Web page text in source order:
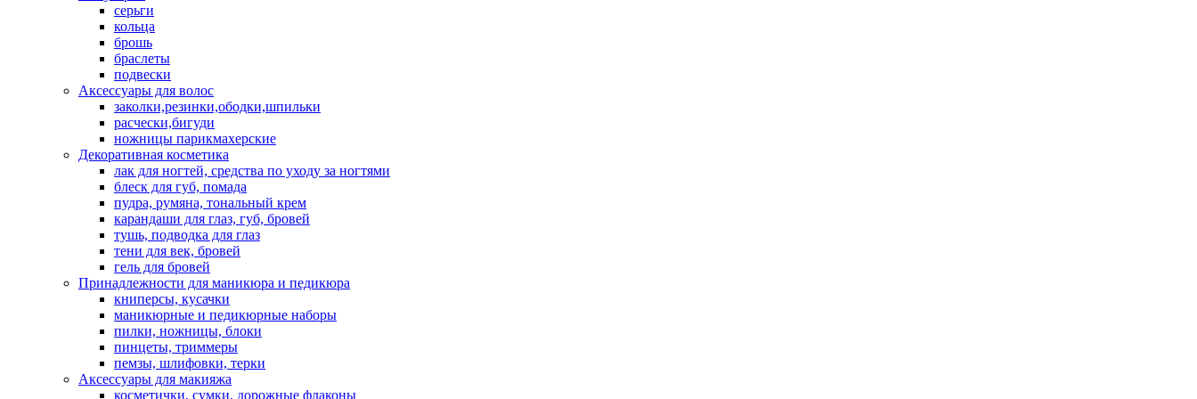
серьги
кольца
брошь
браслеты
подвески
Аксессуары для волос
заколки,резинки,ободки,шпильки
расчески,бигуди
ножницы парикмахерские
Декоративная косметика
лак для ногтей, средства по уходу за ногтями
блеск для губ, помада
пудра, румяна, тональный крем
карандаши для глаз, губ, бровей
тушь, подводка для глаз
тени для век, бровей
гель для бровей
Принадлежности для маникюра и педикюра
книперсы, кусачки
маникюрные и педикюрные наборы
пилки, ножницы, блоки
пинцеты, триммеры
пемзы, шлифовки, терки
Аксессуары для макияжа
косметички, сумки, дорожные флаконы